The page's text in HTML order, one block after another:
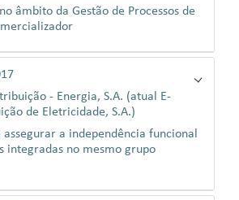
âmbito da Gestão de Processos de
- Energia, S.A. (atual E-
de Eletricidade, S.A.)
assegurar a independência funcional
integradas no mesmo grupo